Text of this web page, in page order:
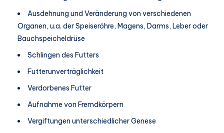
Ausdehnung und Veränderung von verschiedenen
Organen, u.a. der Speiseröhre, Magens, Darms, Leber oder
Bauchspeicheldrüse
Schlingen des Futters
Futterunverträglichkeit
Verdorbenes Futter
Aufnahme von Fremdkörpern
Vergiftungen unterschiedlicher Genese